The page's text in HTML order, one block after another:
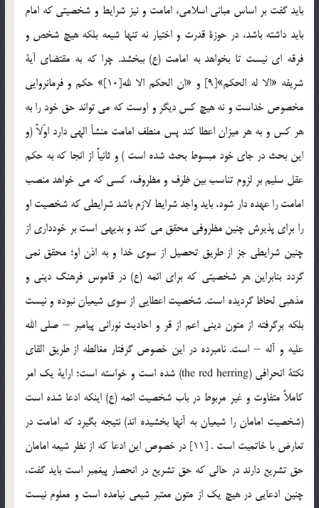
بايد گفت بر اساس مباني اسلامي، امامت و نيز شرايط و شخصيتي كه امام
بايد داشته باشد، در حوزة قدرت و اختيار نه تنها شيعه بلكه هيچ شخص و
فرقه اي نيست تا بخواهد به امامت (ع) ببخشد. چرا كه به مقتضاي آية
شريفه «الا له الحكم»[9] و «ان الحكم الا لله[10]» حكم و فرمانروايي
مخصوص خداست و نه هيچ كس ديگر و اوست كه مي تواند حق خود را به
هر كس و به هر ميزان اعطا كند پس منطف امامت منشأ الهي دارد اوّلاً (و
اين بحث در جاي خود مبسوط بحث شده است ) و ثانياً از انجا كه به حكم
عقل سليم بر لزوم تناسب بين ظرف و مظروف، كسي كه مي خواهد منصب
امامت را عهده دار شود، بايد واجد شرايط لازم باشد شرايطي كه شخصيت او
را براي پذيرش چنين مظروفي محقق مي كند و بديهي است بر خودداري از
چنين شرايطي جز از طريق تحصيل از سوي خدا و به اذن او؛ محقق نمي
گردد بنابراين هر شخصيتي كه براي ائمه (ع) در قاموس فرهنگ ديني و
مذهبي لحاظ گرديده است. شخصيت اعطايي از سوي شيعيان نبوده و نيست
بلكه برگرفته از متون ديني اعم از قر و احاديث نوراني پيامبر – صلي الله
عليه و آله – است. نامبرده در اين خصوص گرفتار مغالطه از طريق القاي
نكتة انحرافي (the red herring) شده است و خواسته است؛ اراية يك امر
كاملاً متفاوت و غير مربوط در باب شخصيت ائمه (ع) اينكه ادعا شده است
(شخصيت امامان را شيعيان به آنها بخشيده اند) نتيجه بگيرد كه امامت در
تعارض با خاتميت است . [11] در خصوص اين ادعا كه از نظر شيعه امامان
حق تشريع دارند در حالي كه حق تشريع در انحصار پيغمبر است بايد گفت،
چنين ادعايي در هيچ يك از متون معتبر شيعي نيامده است و معلوم نيست